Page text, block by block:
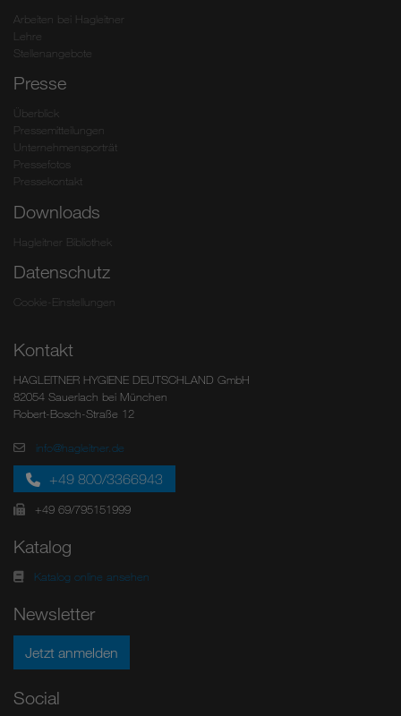
Arbeiten bei Hagleitner
Lehre
Stellenangebote
Presse
Überblick
Pressemitteilungen
Unternehmensporträt
Pressefotos
Pressekontakt
Downloads
Hagleitner Bibliothek
Datenschutz
Cookie-Einstellungen
Kontakt
HAGLEITNER HYGIENE DEUTSCHLAND GmbH
82054 Sauerlach bei München
Robert-Bosch-Straße 12
info@hagleitner.de
+49 800/3366943
+49 69/795151999
Katalog
Katalog online ansehen
Newsletter
Jetzt anmelden
Social